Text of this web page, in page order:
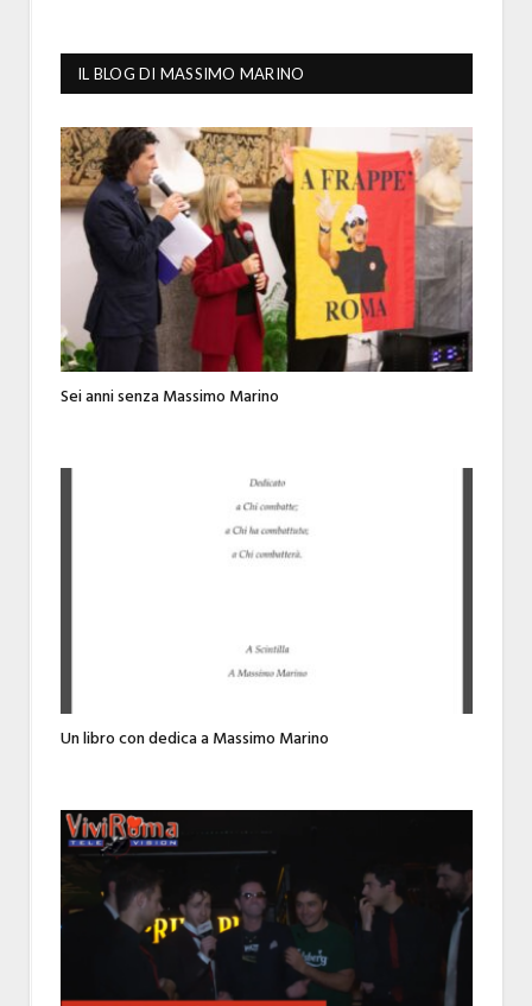
IL BLOG DI MASSIMO MARINO
Sei anni senza Massimo Marino
Un libro con dedica a Massimo Marino